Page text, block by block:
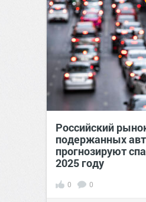
Российский
подержанных
прогнозируют
2025 году
0 0